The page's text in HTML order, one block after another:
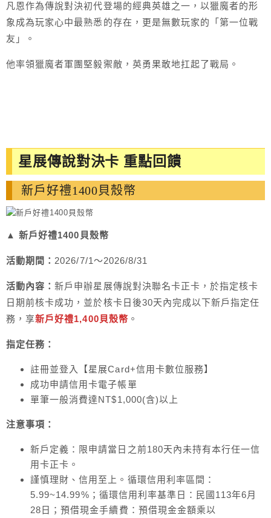
凡恩作為傳說對決初代登場的經典英雄之一，以獵魔者的形
象成為玩家心中最熟悉的存在，更是無數玩家的「第一位戰
友」。
他率領獵魔者軍團堅毅禦敵，英勇果敢地扛起了戰局。
星展傳說對決卡 重點回饋
新戶好禮1400貝殼幣
▲ 新戶好禮1400貝殼幣
活動期間： 2026/7/1～2026/8/31
活動內容：新戶申辦星展傳說對決聯名卡正卡，於指定核卡
日期前核卡成功，並於核卡日後30天內完成以下新戶指定任
務，享新戶好禮1,400貝殼幣 。
指定任務：
註冊並登入【星展Card+信用卡數位服務】
成功申請信用卡電子帳單
單筆一般消費達NT$1,000(含)以上
注意事項：
新戶定義：限申請當日之前180天內未持有本行任一信
用卡正卡。
謹慎理財、信用至上。循環信用利率區間：
5.99~14.99%；循環信用利率基準日：民國113年6月
28日；預借現金手續費：預借現金金額乘以